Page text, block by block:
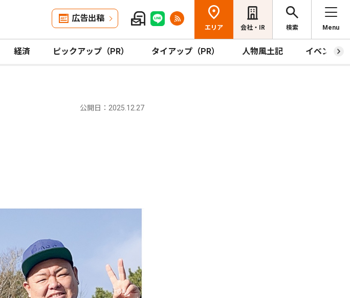
広告出稿
エリア 会社・IR 検索 Menu
経済 ピックアップ（PR） タイアップ（PR） 人物風土記 イベント
公開日：2025.12.27